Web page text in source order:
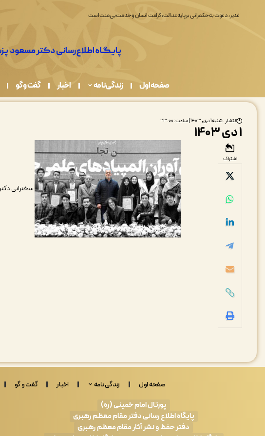
غدیر، دعوت به حکمرانی بر پایه عدالت، کرامت انسان و خدمت بی‌منت است
صفحه اول زندگی نامه اخبار گفت و گو
انتشار : شنبه ۱ دی, ۱۴۰۳ | ساعت: ۲۳:۰۰
۱ دی ۱۴۰۳
اشتراک
سخنرانی
صفحه اول زندگی نامه اخبار گفت و گو
پورتال امام خمینی (ره)
پایگاه اطلاع رسانی دفتر مقام معظم رهبری
دفتر حفظ و نشر آثار مقام معظم رهبری